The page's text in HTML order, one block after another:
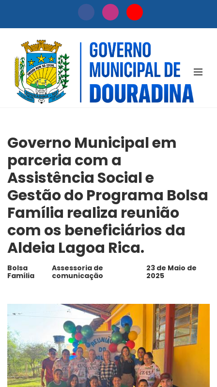
NOTÍCIAS
Governo Municipal em
parceria com a
Assistência Social e
Gestão do Programa Bolsa
Família realiza reunião
com os beneficiários da
Aldeia Lagoa Rica.
Bolsa
Família
Assessoria de
comunicação
23 de Maio de
2025